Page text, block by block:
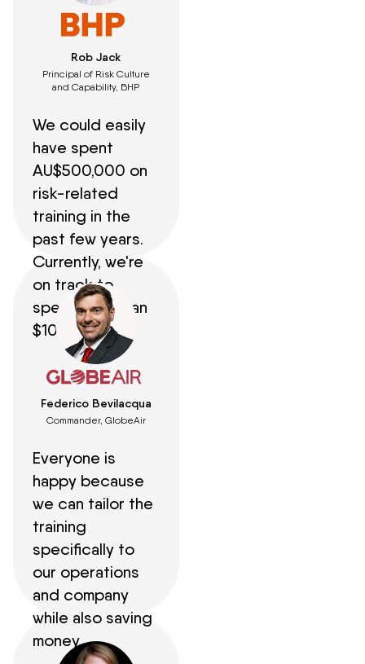
Rob Jack
Principal of Risk Culture
and Capability, BHP
We could easily
have spent
AU$500,000 on
risk-related
training in the
past few years.
Currently, we're
on track to
spend less than
$100,000.
Federico Bevilacqua
Commander, GlobeAir
Everyone is
happy because
we can tailor the
training
specifically to
our operations
and company
while also saving
money.